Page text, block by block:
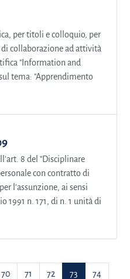
per titoli e colloquio, per
collaborazione ad attività
"Information and
tema: "Apprendimento
8 del "Disciplinare
con contratto di
l'assunzione, ai sensi
1991 n. 171, di n. 1 unità di
70 71 72 73 74